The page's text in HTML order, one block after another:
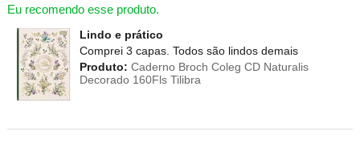
Eu recomendo esse produto.
Lindo e prático
Comprei 3 capas. Todos são lindos demais
Produto: Caderno Broch Coleg CD Naturalis
Decorado 160Fls Tilibra